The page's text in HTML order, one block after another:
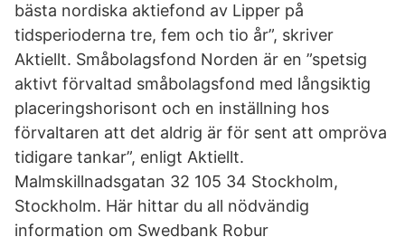
bästa nordiska aktiefond av Lipper på
tidsperioderna tre, fem och tio år”, skriver
Aktiellt. Småbolagsfond Norden är en ”spetsig
aktivt förvaltad småbolagsfond med långsiktig
placeringshorisont och en inställning hos
förvaltaren att det aldrig är för sent att ompröva
tidigare tankar”, enligt Aktiellt.
Malmskillnadsgatan 32 105 34 Stockholm,
Stockholm. Här hittar du all nödvändig
information om Swedbank Robur